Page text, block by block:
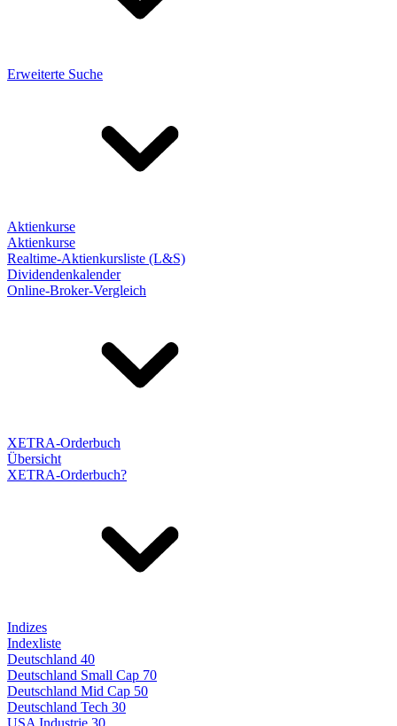
Erweiterte Suche
Aktienkurse
Aktienkurse
Realtime-Aktienkursliste (L&S)
Dividendenkalender
Online-Broker-Vergleich
XETRA-Orderbuch
Übersicht
XETRA-Orderbuch?
Indizes
Indexliste
Deutschland 40
Deutschland Small Cap 70
Deutschland Mid Cap 50
Deutschland Tech 30
USA Industrie 30